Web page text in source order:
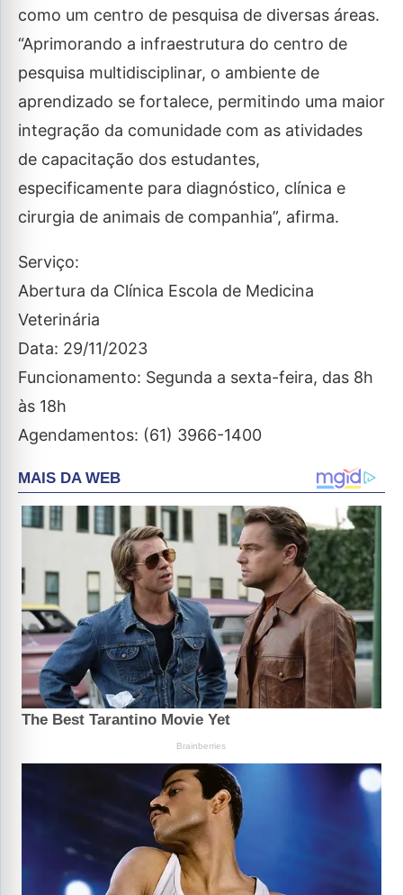
como um centro de pesquisa de diversas áreas.
“Aprimorando a infraestrutura do centro de
pesquisa multidisciplinar, o ambiente de
aprendizado se fortalece, permitindo uma maior
integração da comunidade com as atividades
de capacitação dos estudantes,
especificamente para diagnóstico, clínica e
cirurgia de animais de companhia”, afirma.
Serviço:
Abertura da Clínica Escola de Medicina
Veterinária
Data: 29/11/2023
Funcionamento: Segunda a sexta-feira, das 8h
às 18h
Agendamentos: (61) 3966-1400